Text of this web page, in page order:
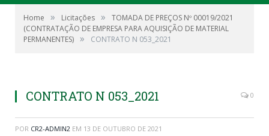
Home » Licitações »
TOMADA DE PREÇOS Nº 00019/2021
(CONTRATAÇÃO DE EMPRESA PARA AQUISIÇÃO DE MATERIAL
PERMANENTES) » CONTRATO N 053_2021
CONTRATO N 053_2021 0
POR CR2-ADMIN2 EM 13 DE OUTUBRO DE 2021